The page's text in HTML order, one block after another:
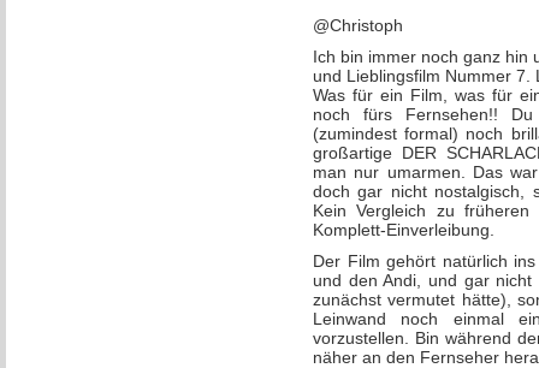
@Christoph
Ich bin immer noch ganz hin
und Lieblingsfilm Nummer
Was für ein Film, was für
noch fürs Fernsehen!! Du
(zumindest formal) noch
großartige DER
man nur umarmen. Das
doch gar nicht nostalgisch,
Kein Vergleich zu
Komplett-Einverleibung.
Der Film gehört natürlich
und den Andi, und gar
zunächst vermutet hätte),
Leinwand noch einmal
vorzustellen. Bin während
näher an den Fernseher